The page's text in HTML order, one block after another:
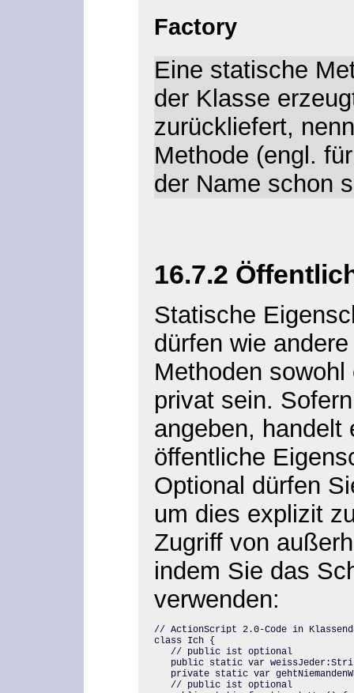
Factory
Eine statische
der Klasse
zurückliefert,
Methode (engl.
der Name schon
16.7.2
Statische
dürfen wie
Methoden
privat sein.
angeben, handelt
öffentliche
Optional dürfen
um dies explizit
Zugriff von
indem Sie das
verwenden:
// ActionScript 2.0-Code in
class Ich {
   // public ist optional
public static var
private static var
   // public ist optional